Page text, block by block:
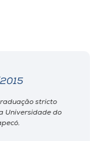
stricto
Universidade do